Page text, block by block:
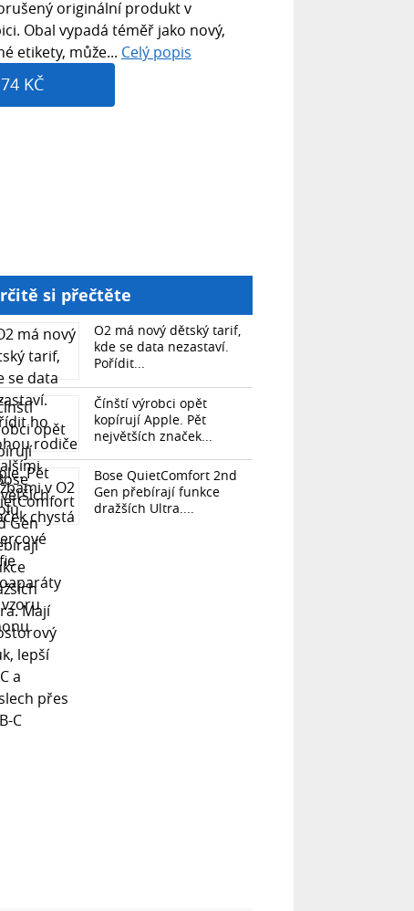
originální produkt v
Obal vypadá téměř jako nový,
etikety, může... Celý popis
KČ
si přečtěte
O2 má nový dětský tarif,
kde se data nezastaví.
Pořídit...
Čínští výrobci opět
kopírují Apple. Pět
největších značek...
Bose QuietComfort 2nd
Gen přebírají funkce
dražších Ultra....